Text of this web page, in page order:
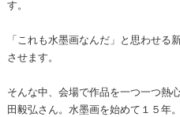
す。
「これも水墨画なんだ」と思わせる
させます。
そんな中、会場で作品を一つ一つ熱
田毅弘さん。水墨画を始めて１５年